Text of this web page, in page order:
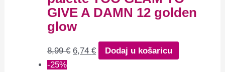
GIVE A DAMN 12 golden
glow
8,99€ 6,74€
Dodaj u košaricu
-25%